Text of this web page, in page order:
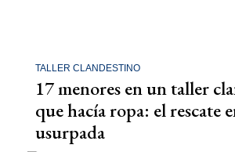
TALLER CLANDESTINO
17 menores en un taller
que hacía ropa: el rescate
usurpada